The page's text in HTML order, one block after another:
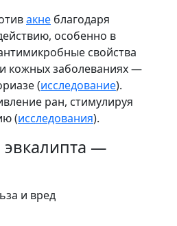
акне благодаря
особенно в
свойства
кожных заболеваниях —
(исследование).
ран, стимулируя
(исследования).
—